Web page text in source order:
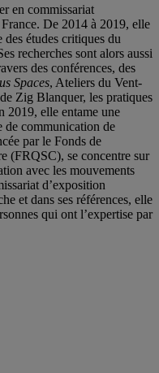
en commissariat
De 2014 à 2019, elle
des études critiques du
recherches sont alors aussi
des conférences, des
Spaces, Ateliers du Vent-
Zig Blanquer, les pratiques
2019, elle entame une
de communication de
par le Fonds de
(FRQSC), se concentre sur
avec les mouvements
d’exposition
et dans ses références, elle
qui ont l’expertise par